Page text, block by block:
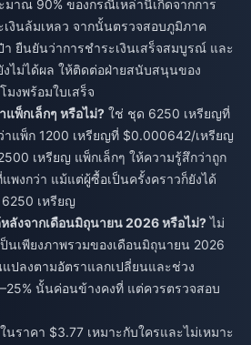
าณ 90% ของกรณีเหล่านี้เกิดจากการ
งินล้มเหลว จากนั้นตรวจสอบภูมิภาค
า ยืนยันว่าการชำระเงินเสร็จสมบูรณ์ และ
งไม่ได้ผล ให้ติดต่อฝ่ายสนับสนุนของ
งพร้อมใบเสร็จ
พ็กเล็กๆ หรือไม่? ใช่ ชุด 6250 เหรียญที่
แพ็ก 1200 เหรียญที่ $0.000642/เหรียญ
เหรียญ แพ็กเล็กๆ ให้ความรู้สึกว่าถูก
งกว่า แม้แต่ผู้ซื้อเป็นครั้งคราวก็ยังได้
เหรียญ
ลังจากเดือนมิถุนายน 2026 หรือไม่?ไม่
นเพียงภาพรวมของเดือนมิถุนายน 2026
ปลงตามอัตราแลกเปลี่ยนและช่วง
นั้นค่อนข้างคงที่ แต่ควรตรวจสอบ
ราคา $3.77 เหมาะกับใครและไม่เหมาะ